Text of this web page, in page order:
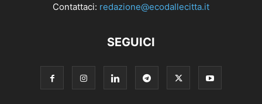
Contattaci: redazione@ecodallecitta.it
SEGUICI